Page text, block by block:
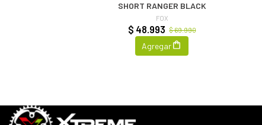
SHORT RANGER BLACK
FOX
$ 69.990
$ 48.993
Agregar